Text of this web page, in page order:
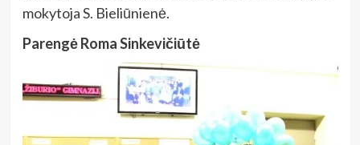
mokytoja S. Bieliūnienė.
Parengė Roma Sinkevičiūtė